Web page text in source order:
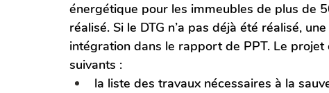
énergétique pour les immeubles de plus de
réalisé. Si le DTG n’a pas déjà été réalisé,
intégration dans le rapport de PPT. Le
suivants :
la liste des travaux nécessaires à la